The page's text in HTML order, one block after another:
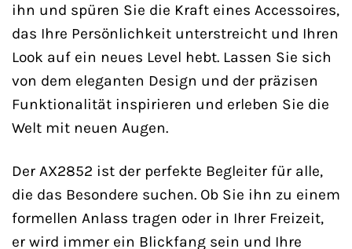
ihn und spüren Sie die Kraft eines Accessoires,
das Ihre Persönlichkeit unterstreicht und Ihren
Look auf ein neues Level hebt. Lassen Sie sich
von dem eleganten Design und der präzisen
Funktionalität inspirieren und erleben Sie die
Welt mit neuen Augen.
Der AX2852 ist der perfekte Begleiter für alle,
die das Besondere suchen. Ob Sie ihn zu einem
formellen Anlass tragen oder in Ihrer Freizeit,
er wird immer ein Blickfang sein und Ihre